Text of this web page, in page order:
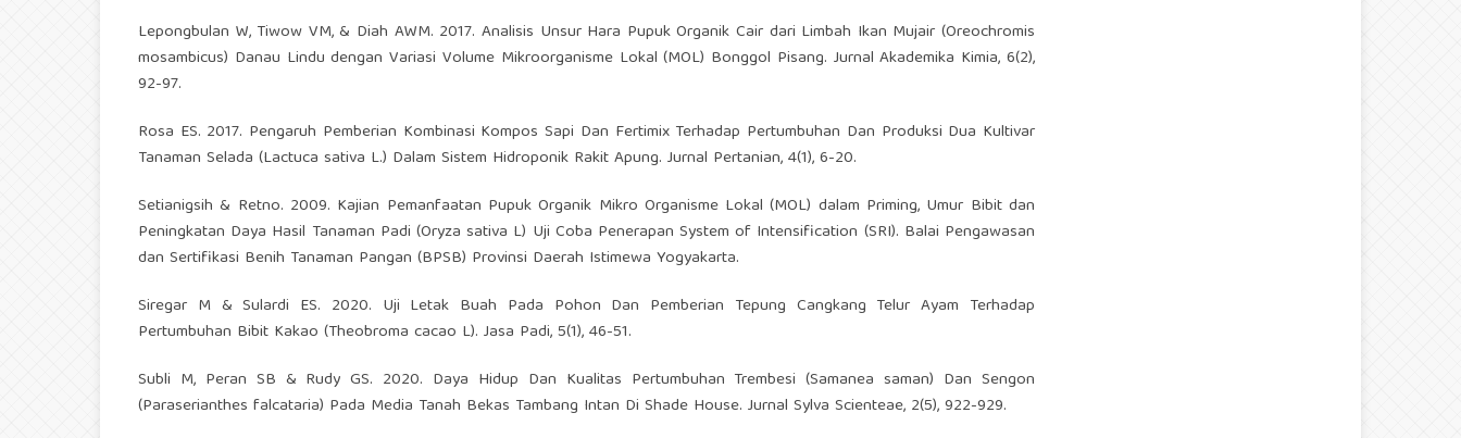
Lepongbulan W, Tiwow VM, & Diah AWM. 2017. Analisis Unsur Hara Pupuk Organik Cair dari Limbah Ikan Mujair (Oreochromis
mosambicus) Danau Lindu dengan Variasi Volume Mikroorganisme Lokal (MOL) Bonggol Pisang. Jurnal Akademika Kimia, 6(2),
92-97.
Rosa ES. 2017. Pengaruh Pemberian Kombinasi Kompos Sapi Dan Fertimix Terhadap Pertumbuhan Dan Produksi Dua Kultivar
Tanaman Selada (Lactuca sativa L.) Dalam Sistem Hidroponik Rakit Apung. Jurnal Pertanian, 4(1), 6-20.
Setianigsih & Retno. 2009. Kajian Pemanfaatan Pupuk Organik Mikro Organisme Lokal (MOL) dalam Priming, Umur Bibit dan
Peningkatan Daya Hasil Tanaman Padi (Oryza sativa L) Uji Coba Penerapan System of Intensification (SRI). Balai Pengawasan
dan Sertifikasi Benih Tanaman Pangan (BPSB) Provinsi Daerah Istimewa Yogyakarta.
Siregar M & Sulardi ES. 2020. Uji Letak Buah Pada Pohon Dan Pemberian Tepung Cangkang Telur Ayam Terhadap
Pertumbuhan Bibit Kakao (Theobroma cacao L). Jasa Padi, 5(1), 46-51.
Subli M, Peran SB & Rudy GS. 2020. Daya Hidup Dan Kualitas Pertumbuhan Trembesi (Samanea saman) Dan Sengon
(Paraserianthes falcataria) Pada Media Tanah Bekas Tambang Intan Di Shade House. Jurnal Sylva Scienteae, 2(5), 922-929.